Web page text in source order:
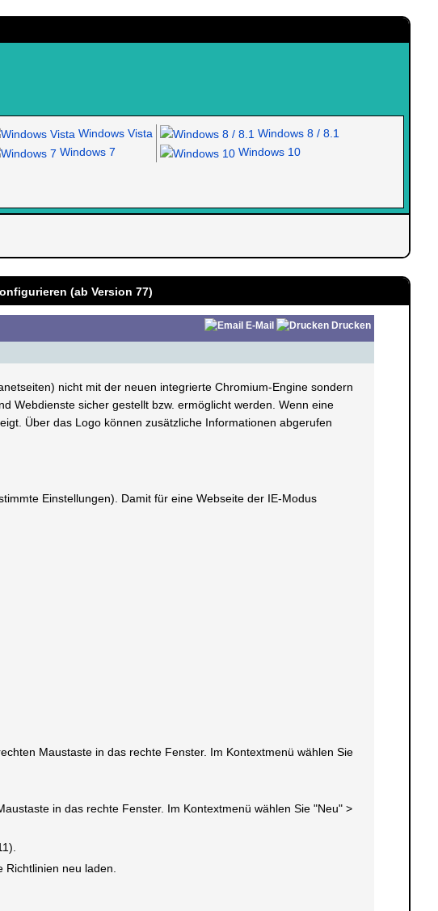
Windows Vista
Windows 7
Windows 8 / 8.1
Windows 10
(ab Version 77)
E-Mail Drucken
nicht mit der neuen integrierte Chromium-Engine sondern
Webdienste sicher gestellt bzw. ermöglicht werden. Wenn eine
Über das Logo können zusätzliche Informationen abgerufen
Einstellungen). Damit für eine Webseite der IE-Modus
Maustaste in das rechte Fenster. Im Kontextmenü wählen Sie
in das rechte Fenster. Im Kontextmenü wählen Sie "Neu" >
Richtlinien neu laden.